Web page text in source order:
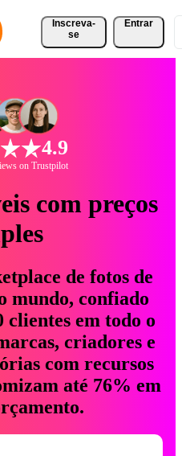
Inscreva-
se
Entrar
4.9
on Trustpilot
com preços
de fotos de
mundo, confiado
clientes em todo o
criadores e
com recursos
até 76% em